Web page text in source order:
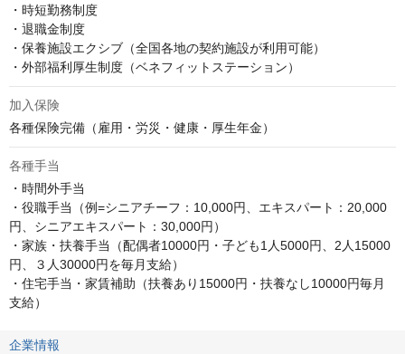
・時短勤務制度
・退職金制度
・保養施設エクシブ（全国各地の契約施設が利用可能）
・外部福利厚生制度（ベネフィットステーション）
加入保険
各種保険完備（雇用・労災・健康・厚生年金）
各種手当
・時間外手当
・役職手当（例=シニアチーフ：10,000円、エキスパート：20,000
円、シニアエキスパート：30,000円）
・家族・扶養手当（配偶者10000円・子ども1人5000円、2人15000
円、３人30000円を毎月支給）
・住宅手当・家賃補助（扶養あり15000円・扶養なし10000円毎月
支給）
企業情報